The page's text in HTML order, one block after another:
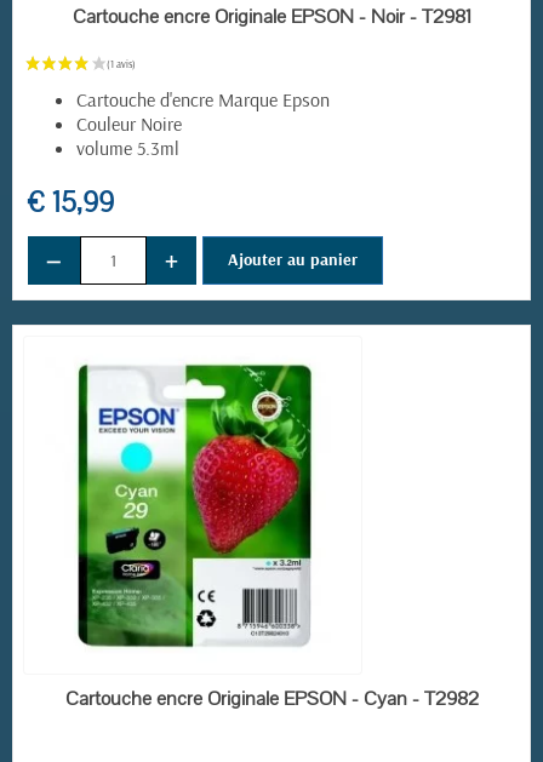
EN STOCK
Cartouche encre Originale EPSON - Noir - T2981
Cartouche d'encre Marque Epson
Couleur Noire
volume 5.3ml
€ 15,99
− + Ajouter au panier
EN STOCK
Cartouche encre Originale EPSON - Cyan - T2982